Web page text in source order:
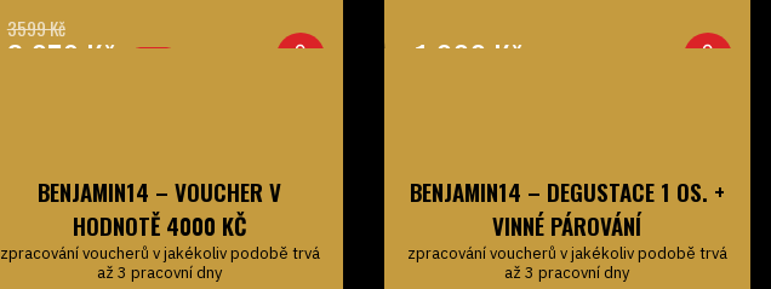
3 059 Kč 1 000 Kč
BENJAMIN14 – VOUCHER V
HODNOTĚ 4000 KČ
zpracování voucherů v jakékoliv podobě trvá
až 3 pracovní dny
BENJAMIN14 – DEGUSTACE 1 OS. +
VINNÉ PÁROVÁNÍ
zpracování voucherů v jakékoliv podobě trvá
až 3 pracovní dny